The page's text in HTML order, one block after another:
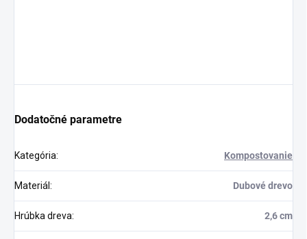
Dodatočné parametre
Kategória: Kompostovanie
Materiál: Dubové drevo
Hrúbka dreva: 2,6 cm